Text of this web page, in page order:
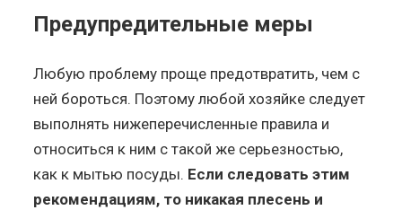
Предупредительные меры
Любую проблему проще предотвратить, чем с
ней бороться. Поэтому любой хозяйке следует
выполнять нижеперечисленные правила и
относиться к ним с такой же серьезностью,
как к мытью посуды. Если следовать этим
рекомендациям, то никакая плесень и